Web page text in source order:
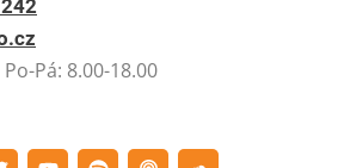
Pá: 8.00-18.00